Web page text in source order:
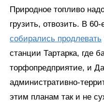
Природное топливо
грузить, отвозить. В
собирались продлевать
станции Тартарка, где
торфопредприятие, и
административно-
этим планам так и не